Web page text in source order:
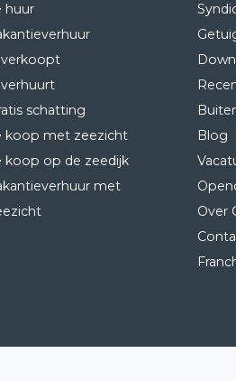
huur
verkoopt
verhuurt
schatting
koop met zeezicht
koop op de zeedijk
met
Blog
Over